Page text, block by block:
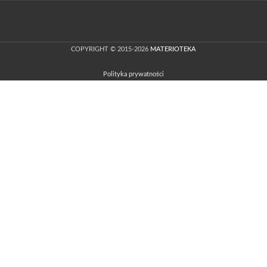
COPYRIGHT © 2015-2026 MATERIOTEKA
Polityka prywatności